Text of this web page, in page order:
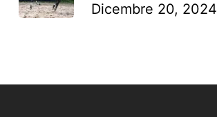
Dicembre 20, 2024